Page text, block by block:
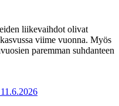
liikevaihdot olivat
viime vuonna. Myös
paremman suhdanteen
11.6.2026